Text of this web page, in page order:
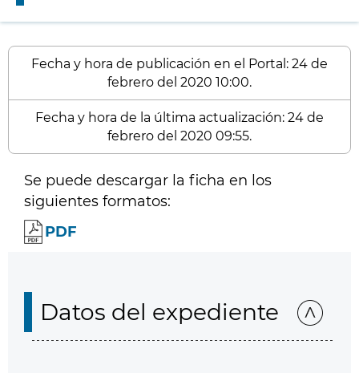
Fecha y hora de publicación en el Portal: 24 de
febrero del 2020 10:00.
Fecha y hora de la última actualización: 24 de
febrero del 2020 09:55.
Se puede descargar la ficha en los
siguientes formatos:
PDF
Datos del expediente